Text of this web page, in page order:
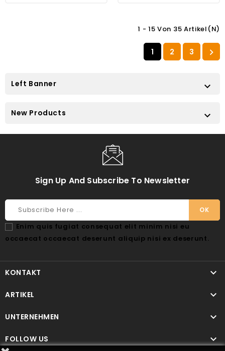
1 - 15 Von 35 Artikel(n)
1 2 3 
Left Banner 
New Products 
Sign Up And Subscribe To Newsletter
Enim quis fugiat consequat elit minim nisi eu
occaecat occaecat deserunt aliquip nisi ex deserunt.
KONTAKT 
ARTIKEL 
UNTERNEHMEN 
FOLLOW US 